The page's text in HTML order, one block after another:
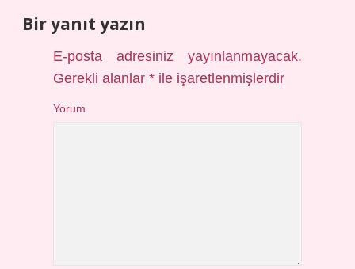
Bir yanıt yazın
E-posta adresiniz yayınlanmayacak.
Gerekli alanlar* ile işaretlenmişlerdir
Yorum